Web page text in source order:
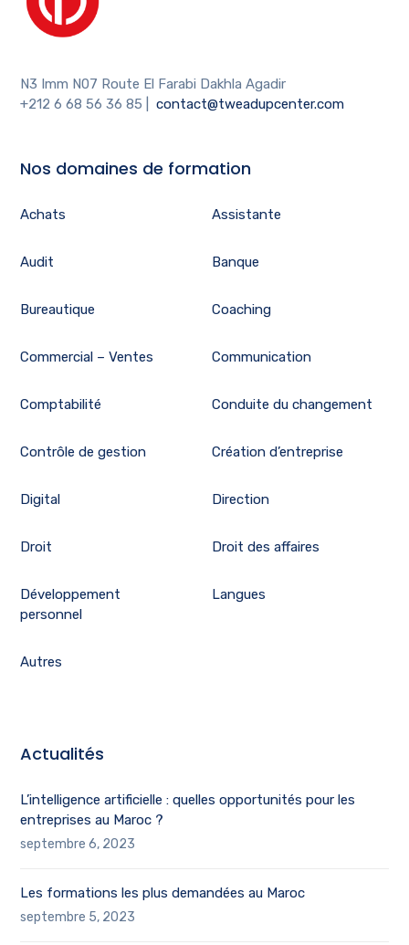
N3 Imm N07 Route El Farabi Dakhla Agadir
+212 6 68 56 36 85
|contact@tweadupcenter.com
Nos domaines de formation
Achats Assistante
Audit Banque
Bureautique Coaching
Commercial – Ventes Communication
Comptabilité Conduite du changement
Contrôle de gestion Création d’entreprise
Digital Direction
Droit Droit des affaires
Développement
personnel
Langues
Autres
Actualités
L’intelligence artificielle : quelles opportunités pour les
entreprises au Maroc ?
septembre 6, 2023
Les formations les plus demandées au Maroc
septembre 5, 2023